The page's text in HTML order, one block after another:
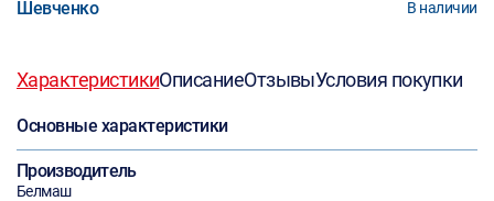
Шевченко В наличии
ХарактеристикиОписаниеОтзывыУсловия покупки
Основные характеристики
Производитель
Белмаш